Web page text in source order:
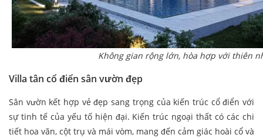
Không gian rộng lớn, hòa hợp với thiên
Villa tân cổ điển sân vườn đẹp
Sân vườn kết hợp vẻ đẹp sang trọng của kiến trúc cổ điển với
sự tinh tế của yếu tố hiện đại. Kiến trúc ngoại thất có các chi
tiết hoa văn, cột trụ và mái vòm, mang đến cảm giác hoài cổ và